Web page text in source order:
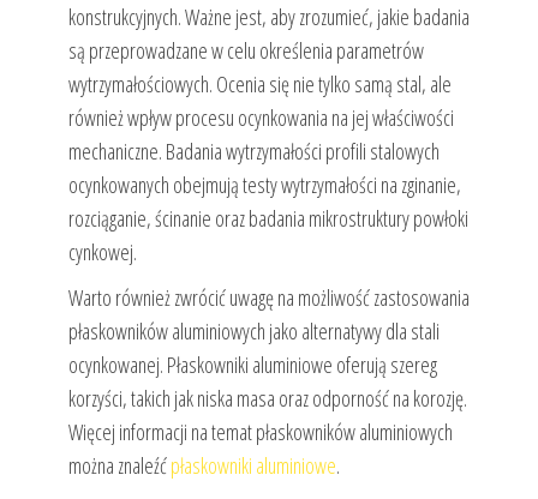
konstrukcyjnych. Ważne jest, aby zrozumieć, jakie badania
są przeprowadzane w celu określenia parametrów
wytrzymałościowych. Ocenia się nie tylko samą stal, ale
również wpływ procesu ocynkowania na jej właściwości
mechaniczne. Badania wytrzymałości profili stalowych
ocynkowanych obejmują testy wytrzymałości na zginanie,
rozciąganie, ścinanie oraz badania mikrostruktury powłoki
cynkowej.
Warto również zwrócić uwagę na możliwość zastosowania
płaskowników aluminiowych jako alternatywy dla stali
ocynkowanej. Płaskowniki aluminiowe oferują szereg
korzyści, takich jak niska masa oraz odporność na korozję.
Więcej informacji na temat płaskowników aluminiowych
można znaleźćpłaskowniki aluminiowe.